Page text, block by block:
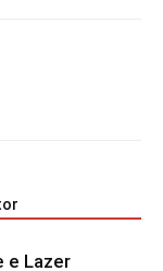
e Lazer